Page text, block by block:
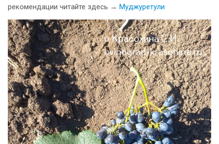
рекомендации читайте здесь → Муджуретули